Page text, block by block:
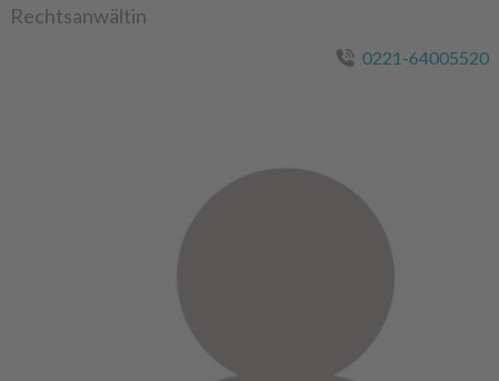
Rechtsanwältin
0221-64005520